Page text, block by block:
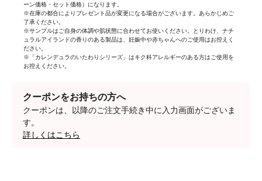
ーン価格・セット価格）になります。
※在庫の都合によりプレゼント品が変更になる場合がございます。あらかじめご
了承ください。
※サンプルはご自身の体調や肌状態に合わせてお使いください。とりわけ、ナチ
ュラルアイランドの香りのある製品は、妊娠中や赤ちゃんへのご使用はお控えく
ださい。
※「カレンデュラのいたわりシリーズ」はキク科アレルギーのある方はご使用を
お控えください。
クーポンをお持ちの方へ
クーポンは、以降のご注文手続き中に入力画面がございま
す。
詳しくはこちら